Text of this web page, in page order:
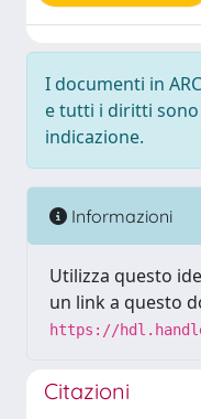
I documenti in
e tutti i diritti
indicazione.
Informazioni
Utilizza questo
un link a questo
https://
Citazioni